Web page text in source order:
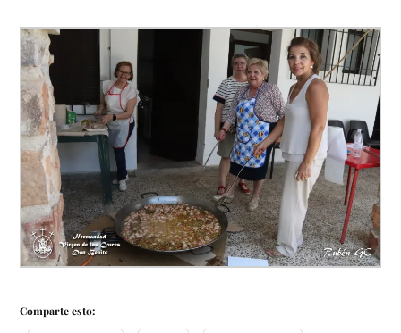
Comparte esto: